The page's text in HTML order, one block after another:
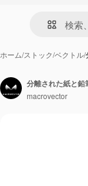
ホーム/ストック/ベクトル/
分離された紙と鉛
macrovector